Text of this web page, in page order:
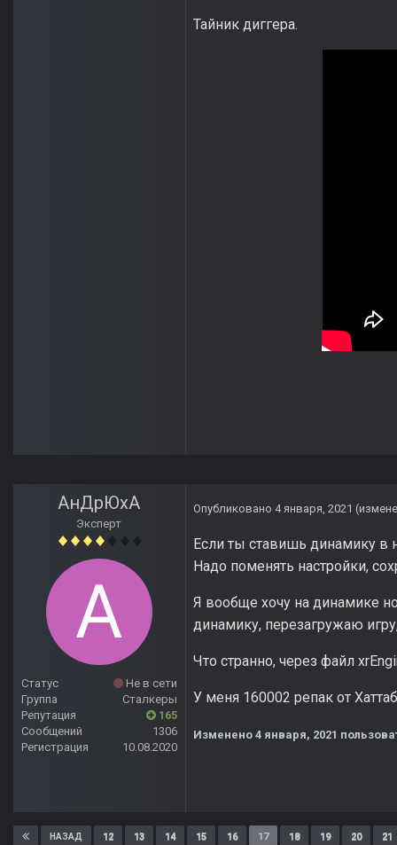
Тайник диггера.
АнДрЮхА
Эксперт
Статус
Не в сети
Группа
Сталкеры
Репутация
165
Сообщений
1306
Регистрация
10.08.2020
Опубликовано 4 января, 2021
Если ты ставишь динамику в
Надо поменять настройки,
Я вообще хочу на динамике
динамику, перезагружаю
Что странно, через файл
У меня 160002 репак от
Изменено 4 января, 2021
НАЗАД 12 13 14 15 16 17 18 19 20 21